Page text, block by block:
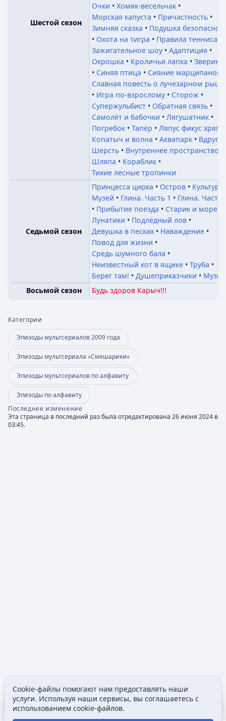
Просмотры
Шестой сезон
Очки
Хомяк-весельчак
Морская капуста
Причастность
Зимняя сказка
Подушка
Охота на тигра
Правила тенниса
Зажигательное шоу
Адаптиция
Окрошка
Кроличья лапка
Синяя птица
Сияние марципанов
Славная повесть о лучезарном
Игра по-взрослому
Сторож
Супержульбист
Обратная связь
Самолёт и бабочки
Лягушатник
Погребок
Тапёр
Ляпус фикус
Копатыч и волна
Аквапарк
Вдруг
Шерсть
Внутреннее пространство
Шляпа
Кораблик
Тихие лесные тропинки
Седьмой сезон
Принцесса цирка Остров
Культура
Музей
Глина. Часть 1
Глина. Часть
Прибытие поезда
Старик и море
Лунатики
Подлёдный лов
Девушка в песках
Наваждение
Повод для жизни
Средь шумного бала
Неизвестный кот в ящике
Труба
Берег там!
Душеприказчики
Восьмой сезон
Будь здоров Карыч!!!
Содержание
Категории
Эпизоды мультсериалов 2009 года
Эпизоды мультсериала «Смешарики»
Эпизоды мультсериалов по алфавиту
Эпизоды по алфавиту
Последнее изменение
Эта страница в последний раз была отредактирована 26 июня 2024 в
03:45.
Cookie-файлы помогают нам предоставлять наши
услуги. Используя наши сервисы, вы соглашаетесь с
использованием cookie-файлов.